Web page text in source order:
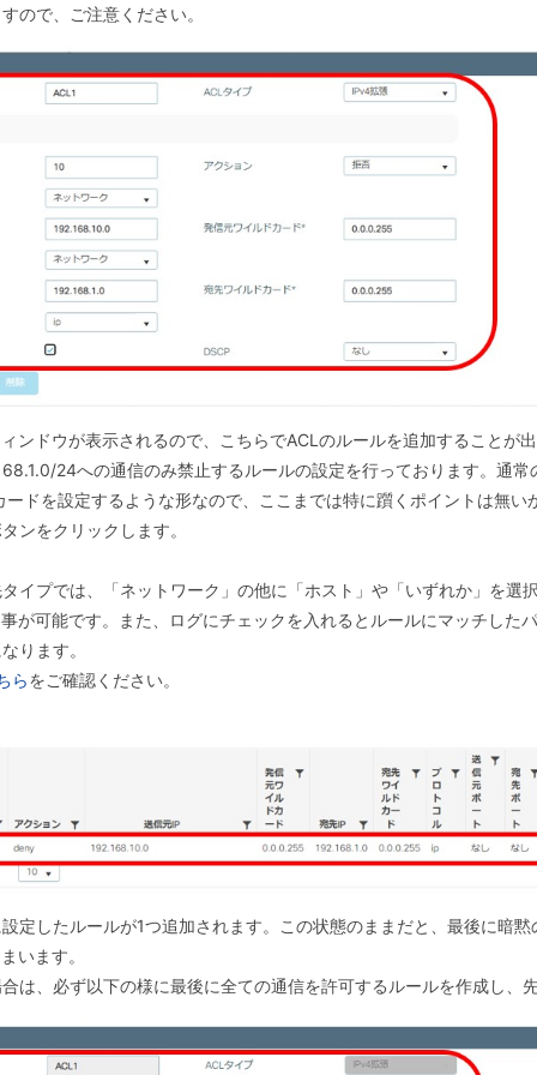
ので、ご注意ください。
ンドウが表示されるので、こちらでACLのルールを追加することが
24への通信のみ禁止するルールの設定を行っております。通
ドを設定するような形なので、ここまでは特に躓くポイントは無い
ンをクリックします。
イプでは、「ネットワーク」の他に「ホスト」や「いずれか」を選
が可能です。また、ログにチェックを入れるとルールにマッチした
ります。
らをご確認ください。
定したルールが1つ追加されます。この状態のままだと、最後に暗
います。
は、必ず以下の様に最後に全ての通信を許可するルールを作成し、